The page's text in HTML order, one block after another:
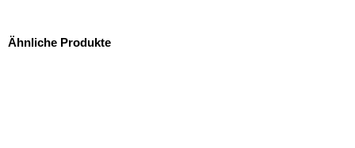
Ähnliche Produkte